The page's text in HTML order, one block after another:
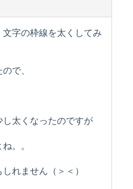
字の枠線を太くしてみ
で、
し太くなったのですが
。。
れません（＞＜）